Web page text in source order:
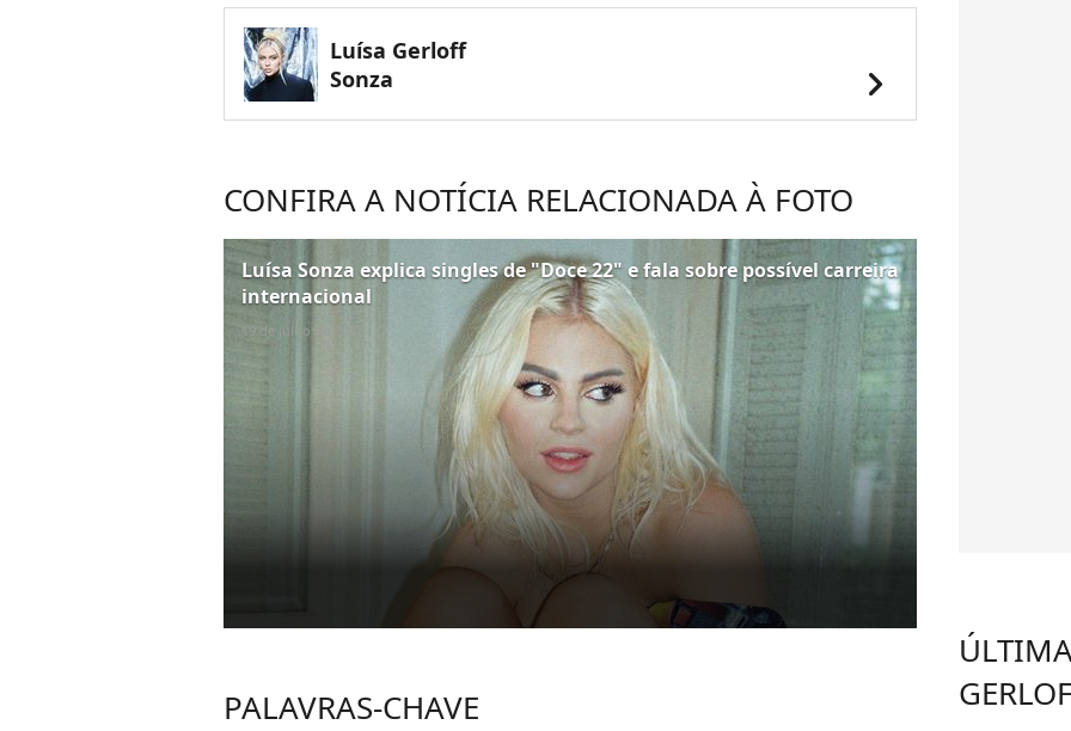
Luísa Gerloff
Sonza
chevron_right
CONFIRA A NOTÍCIA RELACIONADA À FOTO
Luísa Sonza explica singles de "Doce 22" e fala sobre possível carreira
internacional
19 de julho de 2021
PALAVRAS-CHAVE